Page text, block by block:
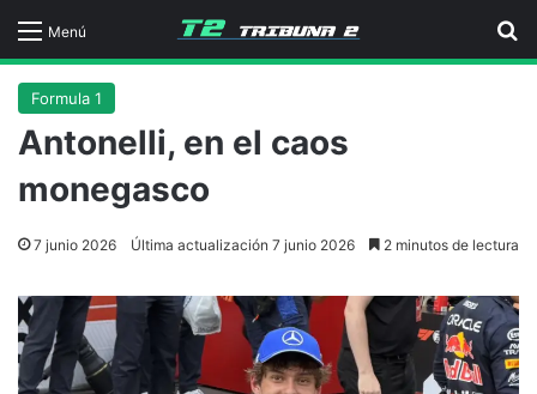
Menú
Formula 1
Antonelli, en el caos
monegasco
7 junio 2026 Última actualización 7 junio 2026 2 minutos de lectura